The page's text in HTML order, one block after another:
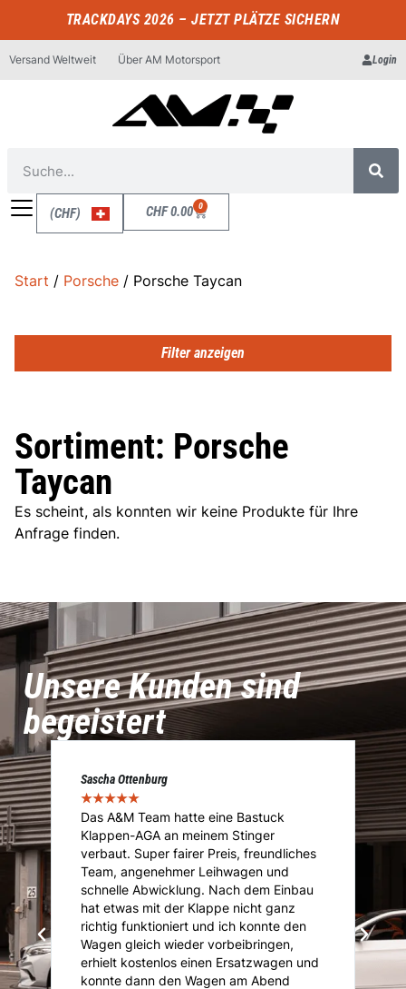
TRACKDAYS 2026 – JETZT PLÄTZE SICHERN
Versand Weltweit Über AM Motorsport Login
(CHF) CHF0.00 0
Start / Porsche / Porsche Taycan
Filter anzeigen
Sortiment: Porsche
Taycan
Es scheint, als konnten wir keine Produkte für Ihre
Anfrage finden.
Unsere Kunden sind
begeistert
Sascha Ottenburg
★★★★★
Das A&M Team hatte eine Bastuck
Klappen-AGA an meinem Stinger
verbaut. Super fairer Preis, freundliches
Team, angenehmer Leihwagen und
schnelle Abwicklung. Nach dem Einbau
hat etwas mit der Klappe nicht ganz
richtig funktioniert und ich konnte den
Wagen gleich wieder vorbeibringen,
erhielt kostenlos einen Ersatzwagen und
konnte dann den Wagen am Abend
★